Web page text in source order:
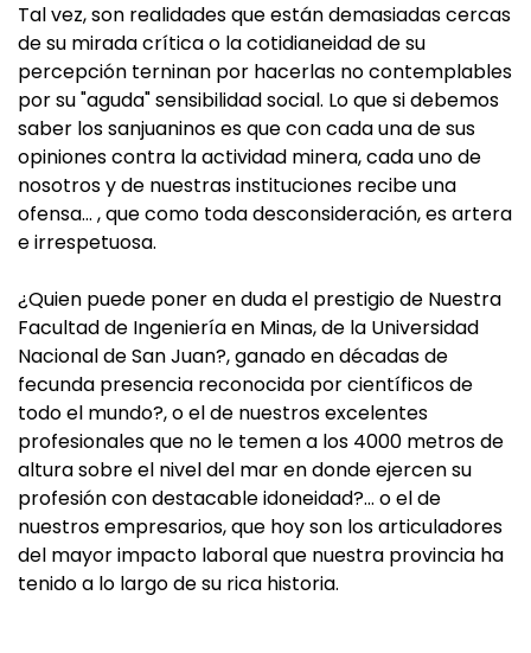
Tal vez, son realidades que están demasiadas cercas
de su mirada crítica o la cotidianeidad de su
percepción terninan por hacerlas no contemplables
por su "aguda" sensibilidad social. Lo que si debemos
saber los sanjuaninos es que con cada una de sus
opiniones contra la actividad minera, cada uno de
nosotros y de nuestras instituciones recibe una
ofensa… , que como toda desconsideración, es artera
e irrespetuosa.
¿Quien puede poner en duda el prestigio de Nuestra
Facultad de Ingeniería en Minas, de la Universidad
Nacional de San Juan?, ganado en décadas de
fecunda presencia reconocida por científicos de
todo el mundo?, o el de nuestros excelentes
profesionales que no le temen a los 4000 metros de
altura sobre el nivel del mar en donde ejercen su
profesión con destacable idoneidad?… o el de
nuestros empresarios, que hoy son los articuladores
del mayor impacto laboral que nuestra provincia ha
tenido a lo largo de su rica historia.